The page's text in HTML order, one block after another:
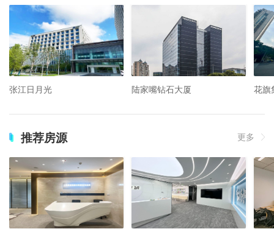
张江日月光 陆家嘴钻石大厦 花旗
推荐房源 更多